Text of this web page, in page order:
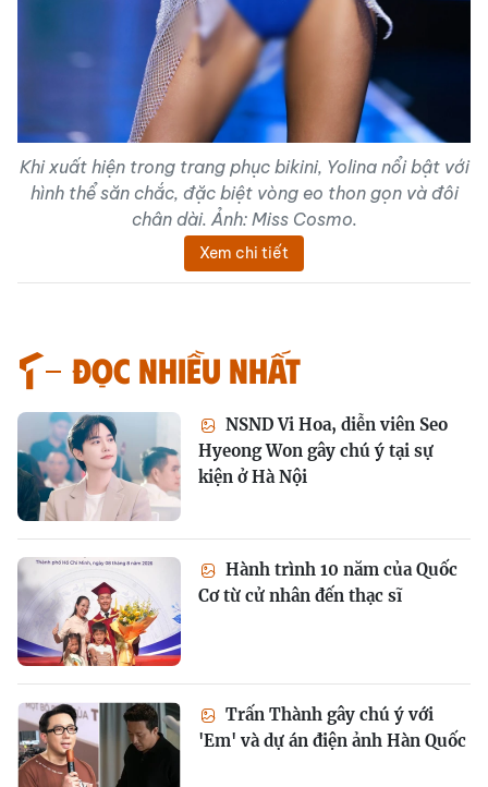
Khi xuất hiện trong trang phục bikini, Yolina nổi bật với
hình thể săn chắc, đặc biệt vòng eo thon gọn và đôi
chân dài. Ảnh: Miss Cosmo.
Xem chi tiết
Đọc nhiều nhất
NSND Vi Hoa, diễn viên Seo
Hyeong Won gây chú ý tại sự
kiện ở Hà Nội
Hành trình 10 năm của Quốc
Cơ từ cử nhân đến thạc sĩ
Trấn Thành gây chú ý với
'Em' và dự án điện ảnh Hàn Quốc